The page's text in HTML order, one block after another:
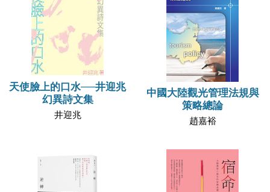
天使臉上的口水──井迎兆
幻異詩文集
井迎兆
中國大陸觀光管理法規與
策略總論
趙嘉裕